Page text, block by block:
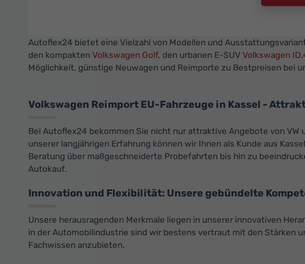
Autoflex24 bietet eine Vielzahl von Modellen und
den kompakten Volkswagen Golf, den urbanen E-SUV Volkswagen
Möglichkeit, günstige Neuwagen und Reimporte zu Bestpreisen bei
Volkswagen Reimport EU-Fahrzeuge in Kassel -
Bei Autoflex24 bekommen Sie nicht nur attraktive Angebote von
unserer langjährigen Erfahrung können wir Ihnen als Kunde aus
Beratung über maßgeschneiderte Probefahrten bis hin zu
Autokauf.
Innovation und Flexibilität: Unsere gebündelte
Unsere herausragenden Merkmale liegen in unserer innovativen
in der Automobilindustrie sind wir bestens vertraut mit den Stärken
Fachwissen anzubieten.